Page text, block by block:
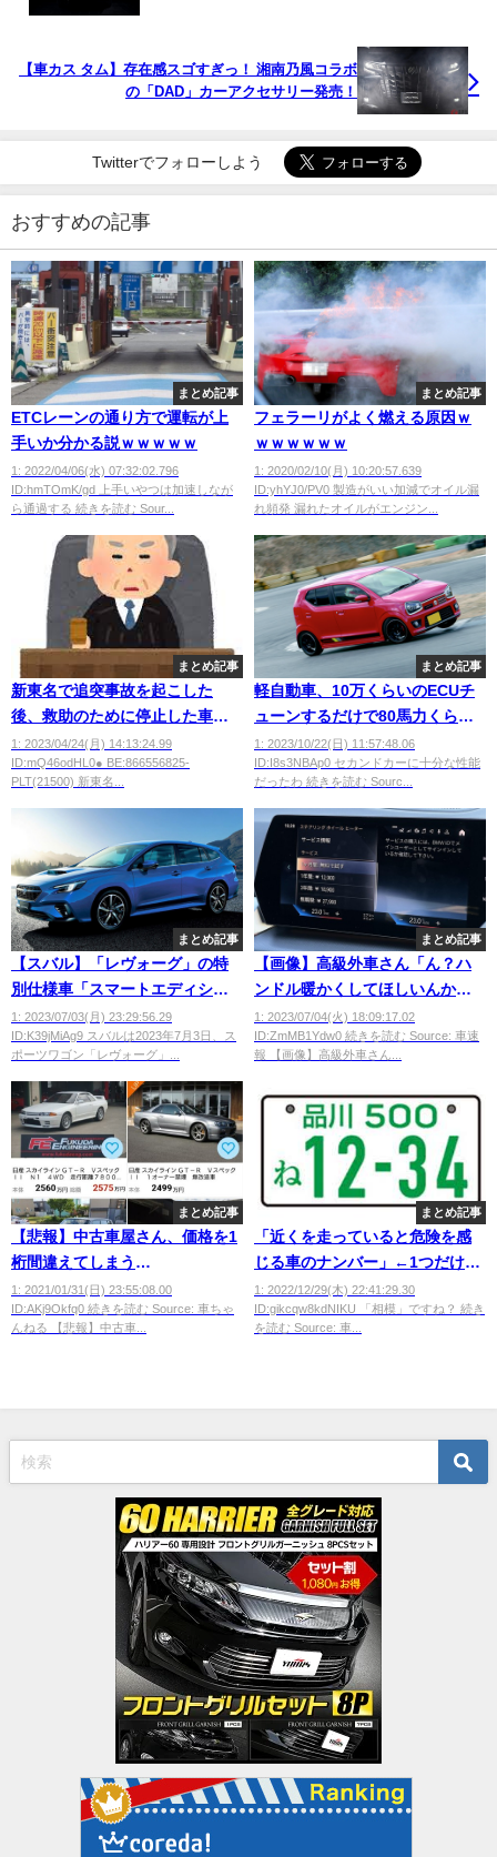
【車カス タム】存在感スゴすぎっ！ 湘南乃風コラボ
の「DAD」カーアクセサリー発売！
Twitterでフォローしよう
おすすめの記事
まとめ記事
ETCレーンの通り方で運転が上
手いか分かる説ｗｗｗｗｗ
1: 2022/04/06(水) 07:32:02.796
ID:hmTOmK/gd 上手いやつは加速しなが
ら通過する 続きを読む Sour...
まとめ記事
フェラーリがよく燃える原因ｗ
ｗｗｗｗｗｗ
1: 2020/02/10(月) 10:20:57.639
ID:yhYJ0/PV0 製造がいい加減でオイル漏
れ頻発 漏れたオイルがエンジン...
まとめ記事
新東名で追突事故を起こした
後、救助のために停止した車を
盗んだバカに懲役3年半判決
1: 2023/04/24(月) 14:13:24.99
ID:mQ46odHL0● BE:866556825-
PLT(21500) 新東名...
まとめ記事
軽自動車、10万くらいのECUチ
ューンするだけで80馬力くらい
までいける事が判明
1: 2023/10/22(日) 11:57:48.06
ID:I8s3NBAp0 セカンドカーに十分な性能
だったわ 続きを読む Sourc...
まとめ記事
【スバル】「レヴォーグ」の特
別仕様車「スマートエディショ
ン」を発売
1: 2023/07/03(月) 23:29:56.29
ID:K39jMiAg9 スバルは2023年7月3日、ス
ポーツワゴン「レヴォーグ」...
まとめ記事
【画像】高級外車さん「ん？ハ
ンドル暖かくしてほしいんか？
ｗ ほな1年で￥12,900なｗ」
1: 2023/07/04(火) 18:09:17.02
ID:ZmMB1Ydw0 続きを読む Source: 車速
報 【画像】高級外車さん...
まとめ記事
【悲報】中古車屋さん、価格を1
桁間違えてしまう
wwwwwwwwwwwwww
1: 2021/01/31(日) 23:55:08.00
ID:AKj9Okfq0 続きを読む Source: 車ちゃ
んねる 【悲報】中古車...
まとめ記事
「近くを走っていると危険を感
じる車のナンバー」←1つだけ想
像してください
1: 2022/12/29(木) 22:41:29.30
ID:gikcqw8kdNIKU 「相模」ですね？ 続き
を読む Source: 車...